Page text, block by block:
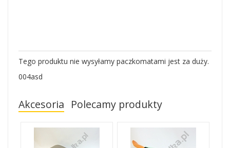
Tego produktu nie wysyłamy paczkomatami jest za duży.
004asd
Akcesoria Polecamy produkty